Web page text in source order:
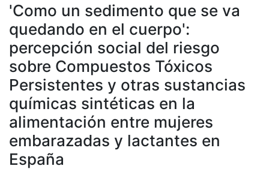
'Como un sedimento que se va
quedando en el cuerpo':
percepción social del riesgo
sobre Compuestos Tóxicos
Persistentes y otras sustancias
químicas sintéticas en la
alimentación entre mujeres
embarazadas y lactantes en
España